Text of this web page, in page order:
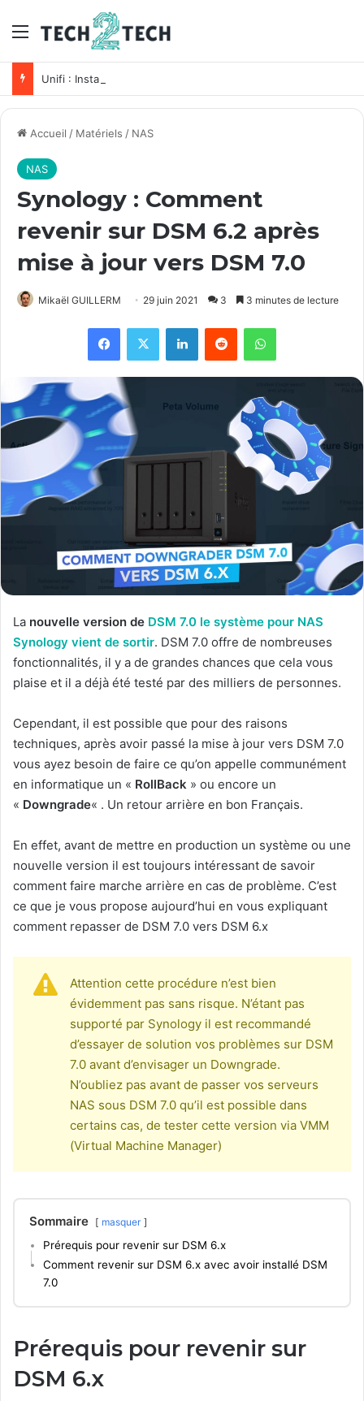
Menu
Accueil / Matériels / NAS
NAS
Synology : Comment
revenir sur DSM 6.2 après
mise à jour vers DSM 7.0
Mikaël GUILLERM 29 juin 2021 3 3 minutes de lecture
Facebook
X LinkedinReddit WhatsApp
La nouvelle version de DSM 7.0 le système pour NAS
Synology vient de sortir. DSM 7.0 offre de nombreuses
fonctionnalités, il y a de grandes chances que cela vous
plaise et il a déjà été testé par des milliers de personnes.
Cependant, il est possible que pour des raisons
techniques, après avoir passé la mise à jour vers DSM 7.0
vous ayez besoin de faire ce qu’on appelle communément
en informatique un « RollBack » ou encore un
« Downgrade« . Un retour arrière en bon Français.
En effet, avant de mettre en production un système ou une
nouvelle version il est toujours intéressant de savoir
comment faire marche arrière en cas de problème. C’est
ce que je vous propose aujourd’hui en vous expliquant
comment repasser de DSM 7.0 vers DSM 6.x
Attention cette procédure n’est bien
évidemment pas sans risque. N’étant pas
supporté par Synology il est recommandé
d’essayer de solution vos problèmes sur DSM
7.0 avant d’envisager un Downgrade.
N’oubliez pas avant de passer vos serveurs
NAS sous DSM 7.0 qu’il est possible dans
certains cas, de tester cette version via VMM
(Virtual Machine Manager)
Sommaire masquer
Prérequis pour revenir sur DSM 6.x
Comment revenir sur DSM 6.x avec avoir installé DSM
7.0
Prérequis pour revenir sur
DSM 6.x